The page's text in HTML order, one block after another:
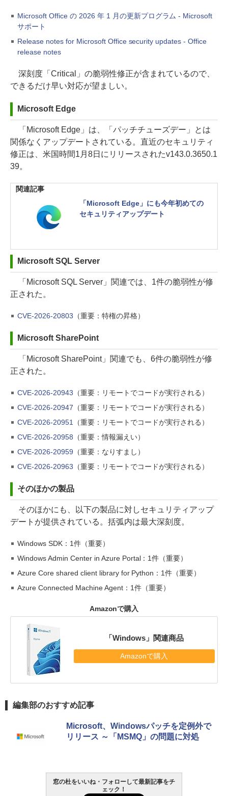
Microsoft Office の 2026 年 1 月の更新プログラム - Microsoft
サポート
Release notes for Microsoft Office security updates - Office
release notes
深刻度「Critical」の脆弱性修正が含まれているので、
できるだけ早い対応が望ましい。
Microsoft Edge
「Microsoft Edge」は、「パッチチューズデー」とは
関係なくアップデートされている。直近のセキュリティ
修正は、米国時間1月8日にリリースされたv143.0.3650.1
39。
関連記事
「Microsoft Edge」にも今年初めての
セキュリティアップデート
Microsoft SQL Server
「Microsoft SQL Server」関連では、1件の脆弱性が修
正された。
CVE-2026-20803 （重要：特権の昇格）
Microsoft SharePoint
「Microsoft SharePoint」関連でも、6件の脆弱性が修
正された。
CVE-2026-20943 （重要：リモートでコードが実行される）
CVE-2026-20947 （重要：リモートでコードが実行される）
CVE-2026-20951
（重要：リモートでコードが実行される）
CVE-2026-20958 （重要：情報漏えい）
CVE-2026-20959 （重要：なりすまし）
CVE-2026-20963 （重要：リモートでコードが実行される）
そのほかの製品
そのほかにも、以下の製品に対しセキュリティアップ
デートが提供されている。括弧内は最大深刻度。
Windows SDK：1件（重要）
Windows Admin Center in Azure Portal：1件（重要）
Azure Core shared client library for Python：1件（重要）
Azure Connected Machine Agent：1件（重要）
Amazonで購入
「Windows」関連商品
Amazonで購入
編集部のおすすめ記事
Microsoft、Windowsパッチを定例外で
リリース ～「MSMQ」の問題に対処
窓の杜をいいね・フォローして最新記事をチ
ェック！